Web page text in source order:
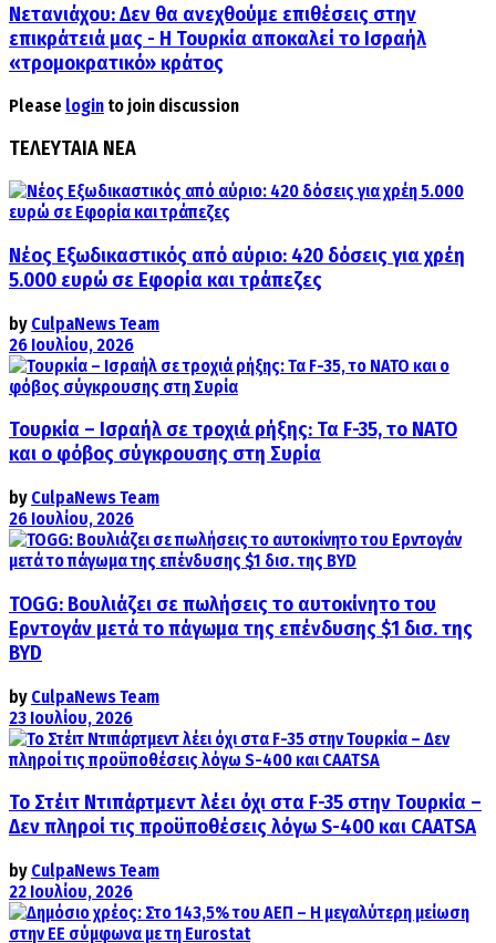
Νετανιάχου: Δεν θα ανεχθούμε επιθέσεις στην
επικράτειά μας - Η Τουρκία αποκαλεί το Ισραήλ
«τρομοκρατικό» κράτος
Please login to join discussion
ΤΕΛΕΥΤΑΙΑ ΝΕΑ
Νέος Εξωδικαστικός από αύριο: 420 δόσεις για χρέη
5.000 ευρώ σε Εφορία και τράπεζες
by CulpaNews Team
26 Ιουλίου, 2026
Τουρκία – Ισραήλ σε τροχιά ρήξης: Τα F-35, το ΝΑΤΟ
και ο φόβος σύγκρουσης στη Συρία
by CulpaNews Team
26 Ιουλίου, 2026
TOGG: Βουλιάζει σε πωλήσεις το αυτοκίνητο του
Ερντογάν μετά το πάγωμα της επένδυσης $1 δισ. της
BYD
by CulpaNews Team
23 Ιουλίου, 2026
Το Στέιτ Ντιπάρτμεντ λέει όχι στα F-35 στην Τουρκία –
Δεν πληροί τις προϋποθέσεις λόγω S-400 και CAATSA
by CulpaNews Team
22 Ιουλίου, 2026